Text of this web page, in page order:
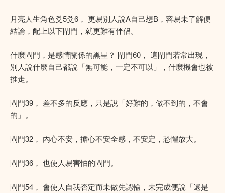
月亮人生角色爻5爻6， 更易別人說A自己想B，容易未了解便
結論，配上以下閘門，就更難有伴侣。
什麼閘門，是感情關係的黑星？ 閘門60， 這閘門若常出現，
別人說什麼自己都說「無可能，一定不可以」，什麼機會也被
推走。
閘門39， 差不多的反應，只是說「好難的，做不到的，不會
的」。
閘門32， 內心不安，擔心不安全感，不安定，恐懼放大。
閘門36， 也使人易害怕的閘門。
閘門54， 會使人自我否定而未做先認輸，未完成便說「還是